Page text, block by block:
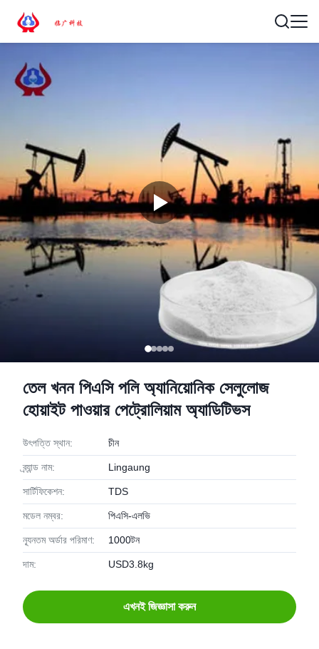
তেল খনন পিএসি পলি অ্যানিয়োনিক সেলুলোজ
হোয়াইট পাওয়ার পেট্রোলিয়াম অ্যাডিটিভস
উৎপত্তি স্থান: চীন
ব্র্যান্ড নাম: Lingaung
সার্টিফিকেশন: TDS
মডেল নম্বর: পিএসি-এলভি
ন্যূনতম অর্ডার পরিমাণ: 1000টন
দাম: USD3.8kg
এখনই জিজ্ঞাসা করুন